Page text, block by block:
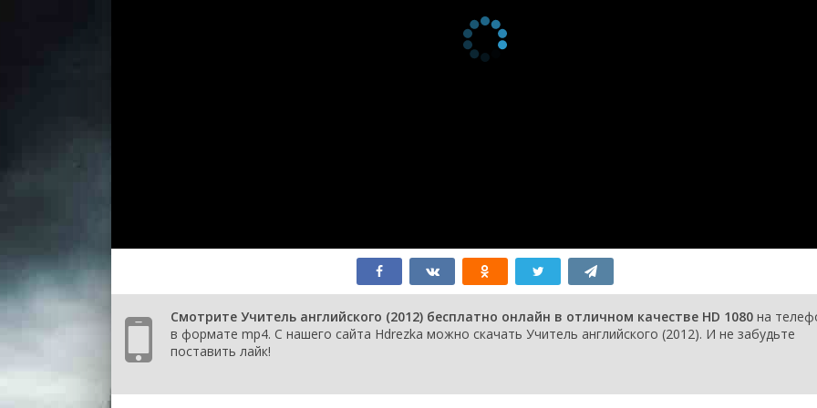
Смотрите Учитель английского (2012) бесплатно онлайн в отличном качестве HD 1080 на
в формате mp4. С нашего сайта Hdrezka можно скачать Учитель английского (2012). И не забудьте
поставить лайк!